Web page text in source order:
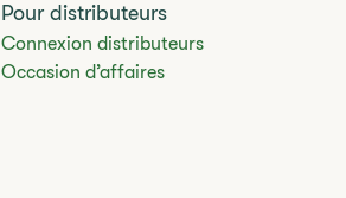
Pour distributeurs
Connexion distributeurs
​​Occasion d’affaires​